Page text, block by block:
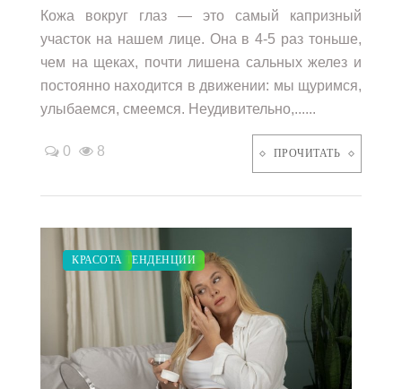
Кожа вокруг глаз — это самый капризный
участок на нашем лице. Она в 4-5 раз тоньше,
чем на щеках, почти лишена сальных желез и
постоянно находится в движении: мы щуримся,
улыбаемся, смеемся. Неудивительно,......
0 8 ПРОЧИТАТЬ
СТАТЬИ
ЗАКУПКИ ПО МОДЕ
МОДНЫЕ ТЕНДЕНЦИИ
КРАСОТА